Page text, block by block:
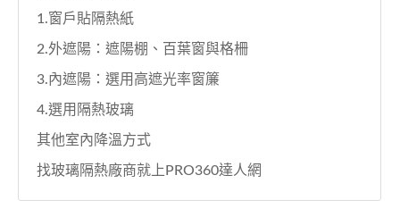
1.窗戶貼隔熱紙
2.外遮陽：遮陽棚、百葉窗與格柵
3.內遮陽：選用高遮光率窗簾
4.選用隔熱玻璃
其他室內降溫方式
找玻璃隔熱廠商就上PRO360達人網